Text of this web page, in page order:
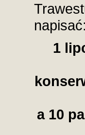
napisać:
1
a 10